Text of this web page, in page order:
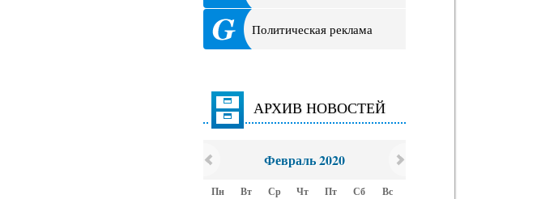
Политическая реклама
АРХИВ НОВОСТЕЙ
Февраль 2020
Пн Вт Ср Чт Пт Сб Вс